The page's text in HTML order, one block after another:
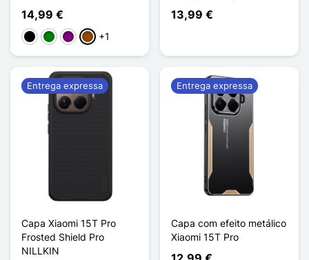
14,99 €
PretoVerdePúrpuraCastanho
+1
13,99 €
Capa Xiaomi 15T Pro
Frosted Shield Pro
NILLKIN
Entrega expressa
Capa com efeito metálico
Xiaomi 15T Pro
Entrega expressa